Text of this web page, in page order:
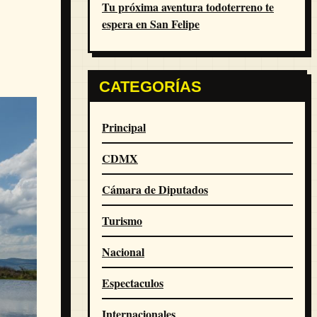
Tu próxima aventura todoterreno te
espera en San Felipe
CATEGORÍAS
Principal
CDMX
Cámara de Diputados
Turismo
Nacional
Espectaculos